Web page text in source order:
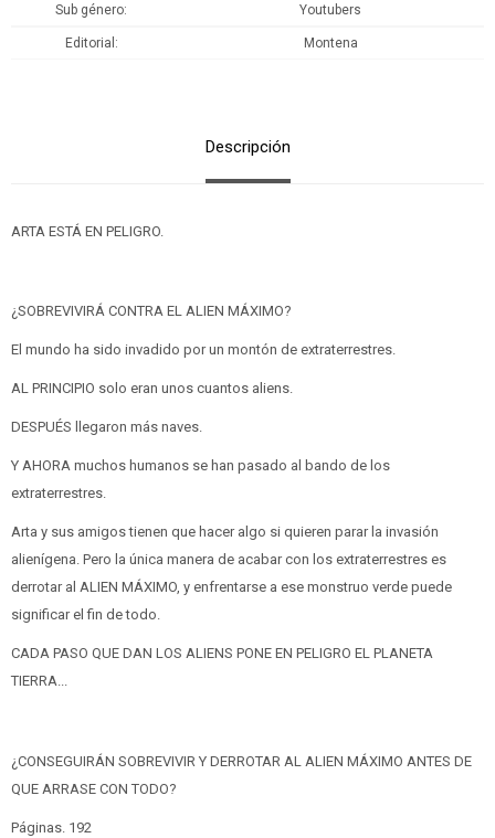
Sub género Youtubers
Editorial Montena
Descripción
ARTA ESTÁ EN PELIGRO.
¿SOBREVIVIRÁ CONTRA EL ALIEN MÁXIMO?
El mundo ha sido invadido por un montón de extraterrestres.
AL PRINCIPIO solo eran unos cuantos aliens.
DESPUÉS llegaron más naves.
Y AHORA muchos humanos se han pasado al bando de los
extraterrestres.
Arta y sus amigos tienen que hacer algo si quieren parar la invasión
alienígena. Pero la única manera de acabar con los extraterrestres es
derrotar al ALIEN MÁXIMO, y enfrentarse a ese monstruo verde puede
significar el fin de todo.
CADA PASO QUE DAN LOS ALIENS PONE EN PELIGRO EL PLANETA
TIERRA...
¿CONSEGUIRÁN SOBREVIVIR Y DERROTAR AL ALIEN MÁXIMO ANTES DE
QUE ARRASE CON TODO?
Páginas. 192